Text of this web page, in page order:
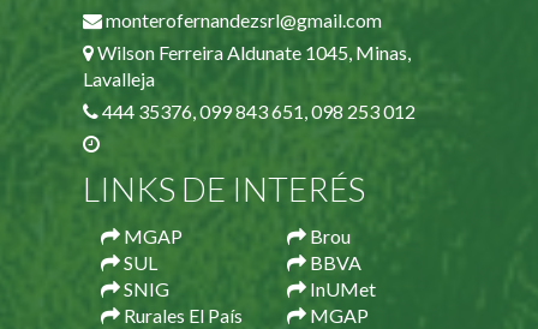
monterofernandezsrl@gmail.com
Wilson Ferreira Aldunate 1045, Minas,
Lavalleja
444 35376, 099 843 651, 098 253 012
LINKS DE INTERÉS
MGAP
SUL
SNIG
Rurales El País
Brou
BBVA
InUMet
MGAP